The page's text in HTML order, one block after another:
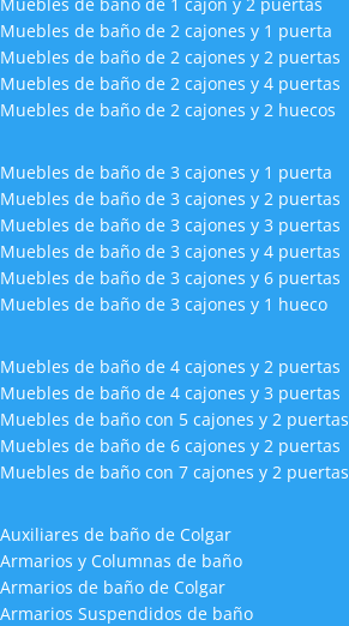
Muebles de baño de 2 cajones y 1 puerta
Muebles de baño de 2 cajones y 2 puertas
Muebles de baño de 2 cajones y 4 puertas
Muebles de baño de 2 cajones y 2 huecos
Muebles de baño de 3 cajones y 1 puerta
Muebles de baño de 3 cajones y 2 puertas
Muebles de baño de 3 cajones y 3 puertas
Muebles de baño de 3 cajones y 4 puertas
Muebles de baño de 3 cajones y 6 puertas
Muebles de baño de 3 cajones y 1 hueco
Muebles de baño de 4 cajones y 2 puertas
Muebles de baño de 4 cajones y 3 puertas
Muebles de baño con 5 cajones y 2 puertas
Muebles de baño de 6 cajones y 2 puertas
Muebles de baño con 7 cajones y 2 puertas
Auxiliares de baño de Colgar
Armarios y Columnas de baño
Armarios de baño de Colgar
Armarios Suspendidos de baño